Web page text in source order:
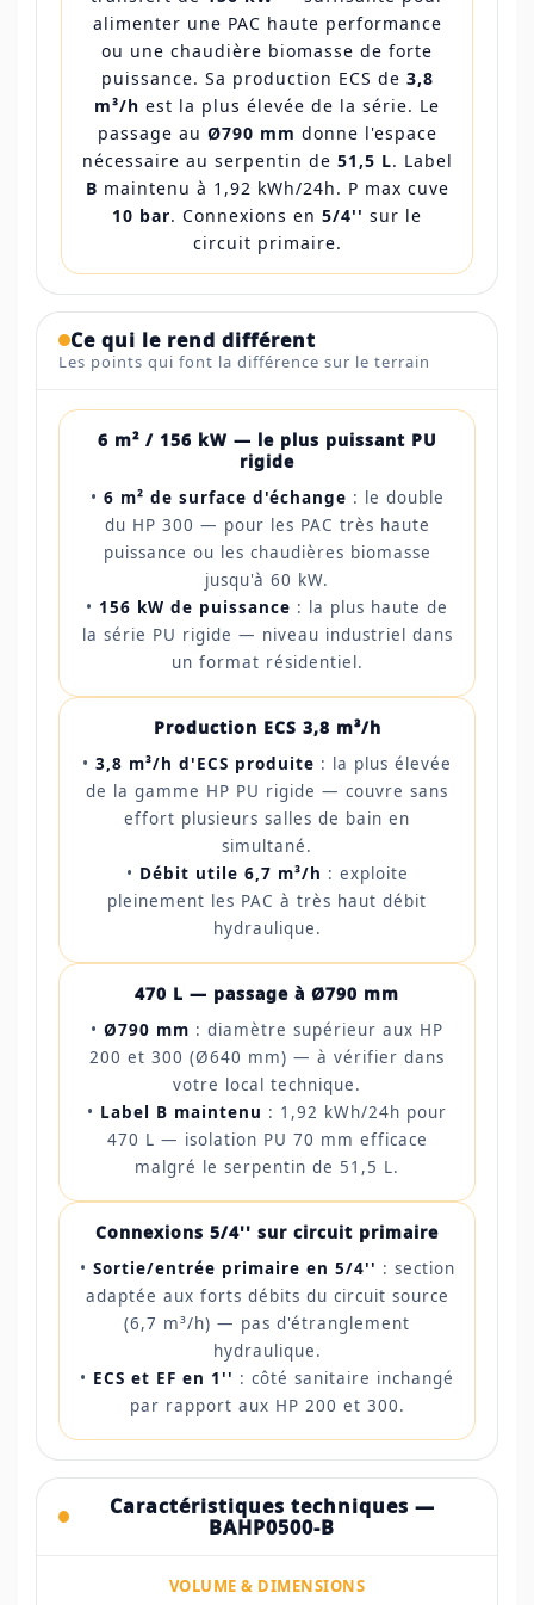
alimenter une PAC haute performance
ou une chaudière biomasse de forte
puissance. Sa production ECS de 3,8
m³/h est la plus élevée de la série. Le
passage au Ø790 mm donne l'espace
nécessaire au serpentin de 51,5 L. Label
B maintenu à 1,92 kWh/24h. P max cuve
10 bar. Connexions en 5/4'' sur le
circuit primaire.
Ce qui le rend différent
Les points qui font la différence sur le terrain
6 m² / 156 kW — le plus puissant PU
rigide
• 6 m² de surface d'échange : le double
du HP 300 — pour les PAC très haute
puissance ou les chaudières biomasse
jusqu'à 60 kW.
• 156 kW de puissance : la plus haute de
la série PU rigide — niveau industriel dans
un format résidentiel.
Production ECS 3,8 m³/h
• 3,8 m³/h d'ECS produite : la plus élevée
de la gamme HP PU rigide — couvre sans
effort plusieurs salles de bain en
simultané.
• Débit utile 6,7 m³/h : exploite
pleinement les PAC à très haut débit
hydraulique.
470 L — passage à Ø790 mm
• Ø790 mm : diamètre supérieur aux HP
200 et 300 (Ø640 mm) — à vérifier dans
votre local technique.
• Label B maintenu : 1,92 kWh/24h pour
470 L — isolation PU 70 mm efficace
malgré le serpentin de 51,5 L.
Connexions 5/4'' sur circuit primaire
• Sortie/entrée primaire en 5/4'' : section
adaptée aux forts débits du circuit source
(6,7 m³/h) — pas d'étranglement
hydraulique.
• ECS et EF en 1'' : côté sanitaire inchangé
par rapport aux HP 200 et 300.
Caractéristiques techniques —
BAHP0500-B
VOLUME & DIMENSIONS